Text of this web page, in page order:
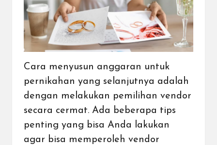
Cara menyusun anggaran untuk
pernikahan yang selanjutnya adalah
dengan melakukan pemilihan vendor
secara cermat. Ada beberapa tips
penting yang bisa Anda lakukan
agar bisa memperoleh vendor